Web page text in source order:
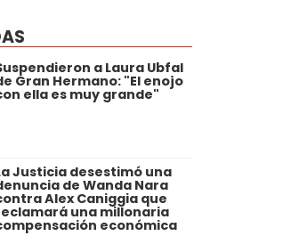
a Laura Ubfal
Gran Hermano: "El enojo
ella es muy grande"
Justicia desestimó una
de Wanda Nara
Alex Caniggia que
una millonaria
económica